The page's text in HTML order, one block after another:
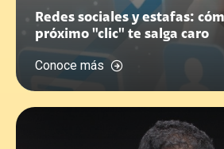
Redes sociales y estafas:
próximo "clic" te salga caro
Conoce más